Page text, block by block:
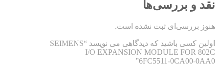
نقد و بررسی‌ها
هنوز بررسی‌ای ثبت نشده است.
اولین کسی باشید که دیدگاهی می نویسد “SEIMENS
I/O EXPANSION MODULE FOR 802C
6FC5511-0CA00-0AA0”